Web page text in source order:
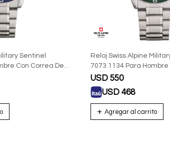
Sentinel
Con Correa De
Reloj Swiss Alpine
7073.1134 Para Hombre
Acero
USD 550
USD 468